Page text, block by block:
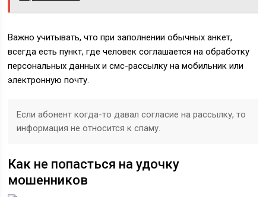
Важно учитывать, что при заполнении обычных анкет,
всегда есть пункт, где человек соглашается на обработку
персональных данных и смс-рассылку на мобильник или
электронную почту.
Если абонент когда-то давал согласие на рассылку, то
информация не относится к спаму.
Как не попасться на удочку
мошенников